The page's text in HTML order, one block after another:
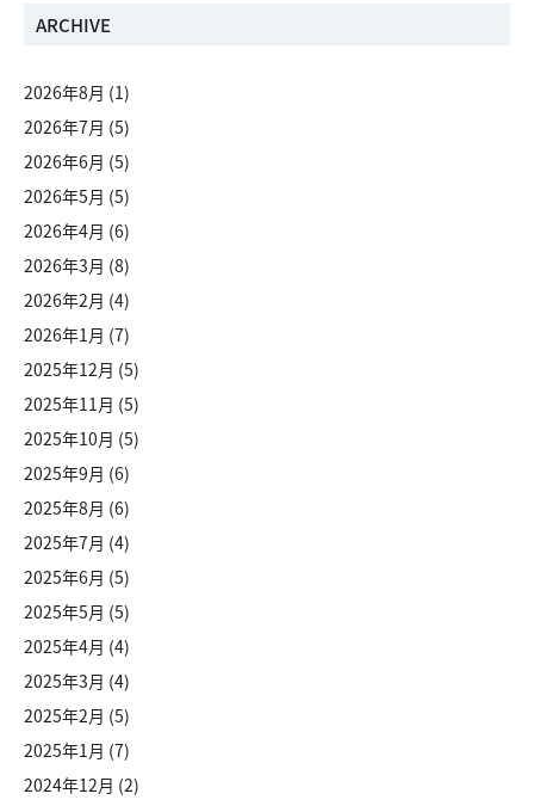
ARCHIVE
2026年8月 (1)
2026年7月 (5)
2026年6月 (5)
2026年5月 (5)
2026年4月 (6)
2026年3月 (8)
2026年2月 (4)
2026年1月 (7)
2025年12月 (5)
2025年11月 (5)
2025年10月 (5)
2025年9月 (6)
2025年8月 (6)
2025年7月 (4)
2025年6月 (5)
2025年5月 (5)
2025年4月 (4)
2025年3月 (4)
2025年2月 (5)
2025年1月 (7)
2024年12月 (2)